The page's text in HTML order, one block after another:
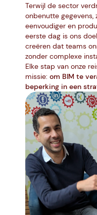
Terwijl de sector
onbenutte gegevens,
eenvoudiger en
eerste dag is ons
creëren dat teams
zonder complexe
Elke stap van onze
missie: om BIM te
beperking in een